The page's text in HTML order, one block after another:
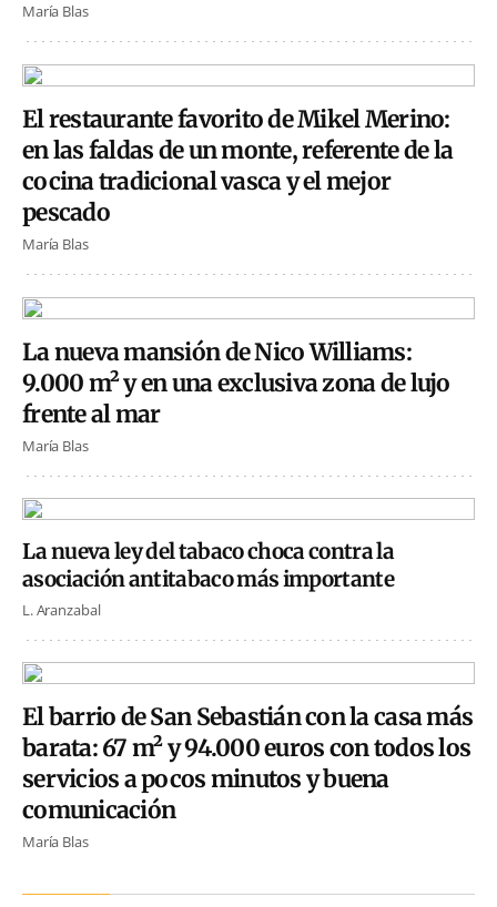
María Blas
El restaurante favorito de Mikel Merino:
en las faldas de un monte, referente de la
cocina tradicional vasca y el mejor
pescado
María Blas
La nueva mansión de Nico Williams:
9.000 m² y en una exclusiva zona de lujo
frente al mar
María Blas
La nueva ley del tabaco choca contra la
asociación antitabaco más importante
L. Aranzabal
El barrio de San Sebastián con la casa más
barata: 67 m² y 94.000 euros con todos los
servicios a pocos minutos y buena
comunicación
María Blas